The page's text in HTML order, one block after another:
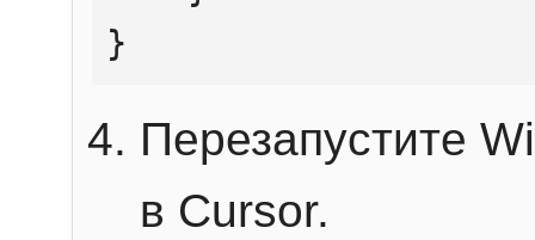
}
Перезапустите
в Cursor.